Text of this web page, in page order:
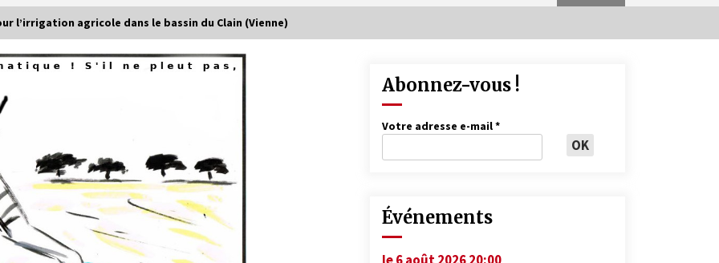
l’irrigation agricole dans le bassin du Clain (Vienne)
Abonnez-vous !
Votre adresse e-mail*
Événements